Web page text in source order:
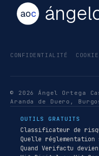
aoc
CONFIDENTIALITÉ
© 2026 Ángel Ortega
Aranda de Duero,
OUTILS GRATUITS
Classificateur de
Quelle
Quand Verifactu